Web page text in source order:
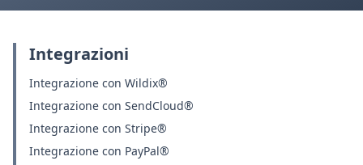
Integrazioni
Integrazione con Wildix®
Integrazione con SendCloud®
Integrazione con Stripe®
Integrazione con PayPal®